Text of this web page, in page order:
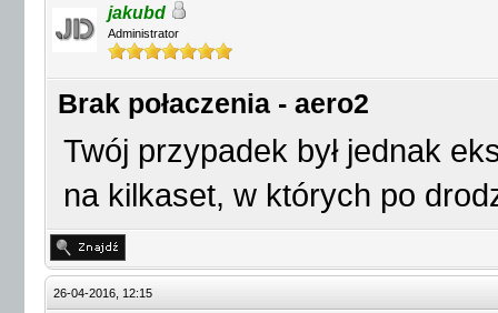
jakubd
Administrator
Brak połaczenia - aero2
Twój przypadek był jednak
na kilkaset, w których po
26-04-2016, 12:15